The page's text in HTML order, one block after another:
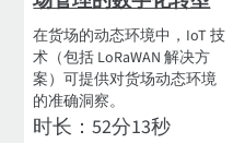
在货场的动态环境中，IoT 技
术（包括 LoRaWAN 解决方
案）可提供对货场动态环境
的准确洞察。
时长：52分13秒